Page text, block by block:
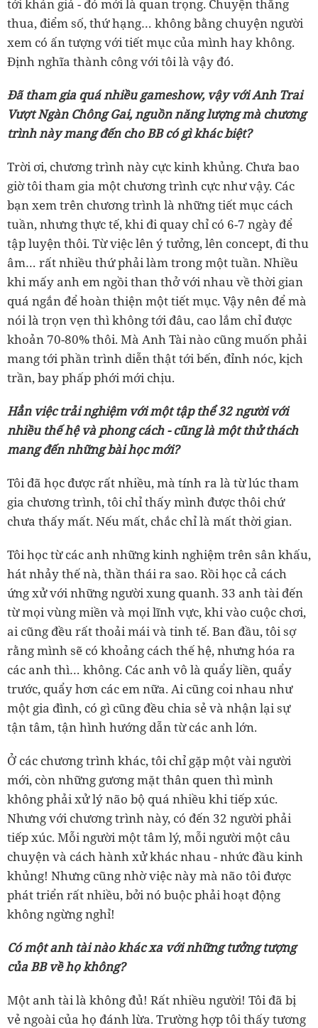
tới khán giả - đó mới là quan trọng. Chuyện thắng
thua, điểm số, thứ hạng… không bằng chuyện người
xem có ấn tượng với tiết mục của mình hay không.
Định nghĩa thành công với tôi là vậy đó.
Đã tham gia quá nhiều gameshow, vậy với Anh Trai
Vượt Ngàn Chông Gai, nguồn năng lượng mà chương
trình này mang đến cho BB có gì khác biệt?
Trời ơi, chương trình này cực kinh khủng. Chưa bao
giờ tôi tham gia một chương trình cực như vậy. Các
bạn xem trên chương trình là những tiết mục cách
tuần, nhưng thực tế, khi đi quay chỉ có 6-7 ngày để
tập luyện thôi. Từ việc lên ý tưởng, lên concept, đi thu
âm… rất nhiều thứ phải làm trong một tuần. Nhiều
khi mấy anh em ngồi than thở với nhau về thời gian
quá ngắn để hoàn thiện một tiết mục. Vậy nên để mà
nói là trọn vẹn thì không tới đâu, cao lắm chỉ được
khoản 70-80% thôi. Mà Anh Tài nào cũng muốn phải
mang tới phần trình diễn thật tới bến, đỉnh nóc, kịch
trần, bay phấp phới mới chịu.
Hẳn việc trải nghiệm với một tập thể 32 người với
nhiều thế hệ và phong cách - cũng là một thử thách
mang đến những bài học mới?
Tôi đã học được rất nhiều, mà tính ra là từ lúc tham
gia chương trình, tôi chỉ thấy mình được thôi chứ
chưa thấy mất. Nếu mất, chắc chỉ là mất thời gian.
Tôi học từ các anh những kinh nghiệm trên sân khấu,
hát nhảy thế nà, thần thái ra sao. Rồi học cả cách
ứng xử với những người xung quanh. 33 anh tài đến
từ mọi vùng miền và mọi lĩnh vực, khi vào cuộc chơi,
ai cũng đều rất thoải mái và tinh tế. Ban đầu, tôi sợ
rằng mình sẽ có khoảng cách thế hệ, nhưng hóa ra
các anh thì… không. Các anh vô là quẩy liền, quẩy
trước, quẩy hơn các em nữa. Ai cũng coi nhau như
một gia đình, có gì cũng đều chia sẻ và nhận lại sự
tận tâm, tận hình hướng dẫn từ các anh lớn.
Ở các chương trình khác, tôi chỉ gặp một vài người
mới, còn những gương mặt thân quen thì mình
không phải xử lý não bộ quá nhiều khi tiếp xúc.
Nhưng với chương trình này, có đến 32 người phải
tiếp xúc. Mỗi người một tâm lý, mỗi người một câu
chuyện và cách hành xử khác nhau - nhức đầu kinh
khủng! Nhưng cũng nhờ việc này mà não tôi được
phát triển rất nhiều, bởi nó buộc phải hoạt động
không ngừng nghỉ!
Có một anh tài nào khác xa với những tưởng tượng
của BB về họ không?
Một anh tài là không đủ! Rất nhiều người! Tôi đã bị
vẻ ngoài của họ đánh lừa. Trường hợp tôi thấy tương